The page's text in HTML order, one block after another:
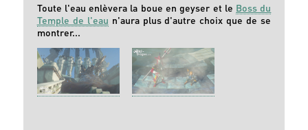
Toute l'eau enlèvera la boue en geyser et le Boss du
Temple de l'eau n'aura plus d'autre choix que de se
montrer...